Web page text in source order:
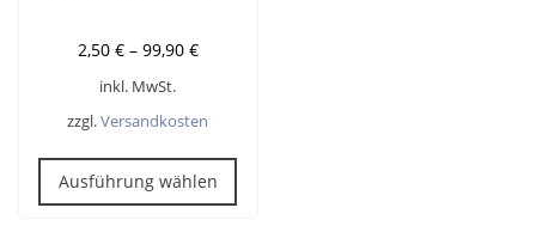
2,50 €– 99,90 €
inkl. MwSt.
zzgl.Versandkosten
Ausführung wählen
Dieses
weist